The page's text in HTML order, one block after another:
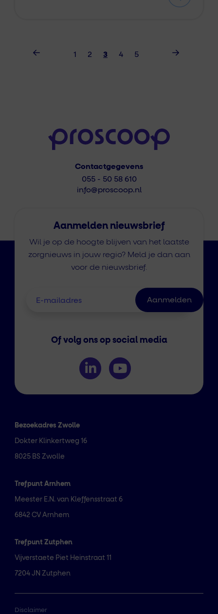
1 2 3 4 5
Contactgegevens
055 - 50 58 610
info@proscoop.nl
Bezoekadres Zwolle
Dokter Klinkertweg 16
8025 BS Zwolle
Trefpunt Arnhem
Meester E.N. van Kleffensstraat 6
6842 CV Arnhem
Trefpunt Zutphen
Vijverstaete Piet Heinstraat 11
7204 JN Zutphen
Disclaimer
Aanmelden nieuwsbrief
Wil je op de hoogte blijven van het laatste
zorgnieuws in jouw regio? Meld je dan aan
voor de nieuwsbrief.
Of volg ons op social media